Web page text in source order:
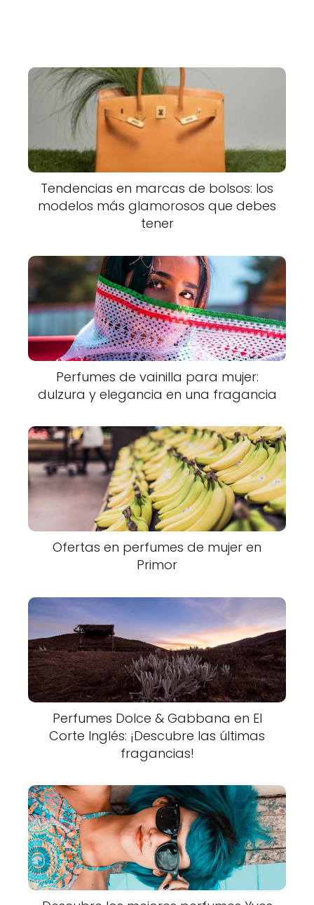
Tendencias en marcas de bolsos: los
modelos más glamorosos que debes
tener
Perfumes de vainilla para mujer:
dulzura y elegancia en una fragancia
Ofertas en perfumes de mujer en
Primor
Perfumes Dolce & Gabbana en El
Corte Inglés: ¡Descubre las últimas
fragancias!